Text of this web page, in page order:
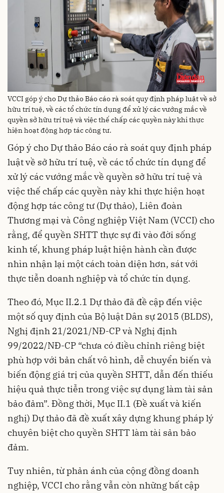
VCCI góp ý cho Dự thảo Báo cáo rà soát quy định pháp luật về sở
hữu trí tuệ, về các tổ chức tín dụng để xử lý các vướng mắc về
quyền sở hữu trí tuệ và việc thế chấp các quyền này khi thực
hiện hoạt động hợp tác công tư.
Góp ý cho Dự thảo Báo cáo rà soát quy định pháp
luật về sở hữu trí tuệ, về các tổ chức tín dụng để
xử lý các vướng mắc về quyền sở hữu trí tuệ và
việc thế chấp các quyền này khi thực hiện hoạt
động hợp tác công tư (Dự thảo), Liên đoàn
Thương mại và Công nghiệp Việt Nam (VCCI) cho
rằng, để quyền SHTT thực sự đi vào đời sống
kinh tế, khung pháp luật hiện hành cần được
nhìn nhận lại một cách toàn diện hơn, sát với
thực tiễn doanh nghiệp và tổ chức tín dụng.
Theo đó, Mục II.2.1 Dự thảo đã đề cập đến việc
một số quy định của Bộ luật Dân sự 2015 (BLDS),
Nghị định 21/2021/NĐ-CP và Nghị định
99/2022/NĐ-CP “chưa có điều chỉnh riêng biệt
phù hợp với bản chất vô hình, dễ chuyển biến và
biến động giá trị của quyền SHTT, dẫn đến thiếu
hiệu quả thực tiễn trong việc sự dụng làm tài sản
bảo đảm”. Đồng thời, Mục II.1 (Đề xuất và kiến
nghị) Dự thảo đã đề xuất xây dựng khung pháp lý
chuyên biệt cho quyền SHTT làm tài sản bảo
đảm.
Tuy nhiên, từ phản ánh của cộng đồng doanh
nghiệp, VCCI cho rằng vẫn còn những bất cập